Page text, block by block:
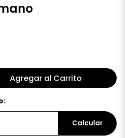
Agregar al Carrito
Calcular